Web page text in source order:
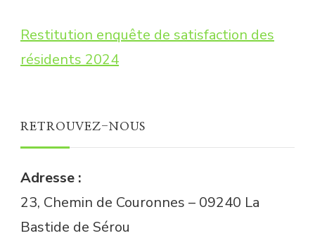
Restitution enquête de satisfaction des
résidents 2024
RETROUVEZ-NOUS
Adresse :
23, Chemin de Couronnes – 09240 La
Bastide de Sérou